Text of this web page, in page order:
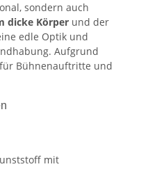
sondern auch
dicke Körper und der
edle Optik und
Aufgrund
Bühnenauftritte und
mit